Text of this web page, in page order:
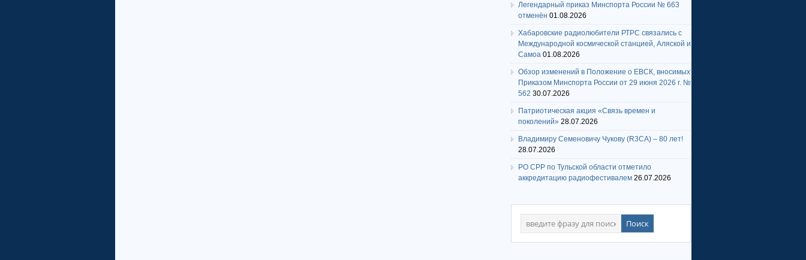
Легендарный приказ Минспорта России № 663
отменён 01.08.2026
Хабаровские радиолюбители РТРС связались с
Международной космической станцией, Аляской и
Самоа 01.08.2026
Обзор изменений в Положение о ЕВСК, вносимых
Приказом Минспорта России от 29 июня 2026 г. №
562 30.07.2026
Патриотическая акция «Связь времен и
поколений» 28.07.2026
Владимиру Семеновичу Чукову (R3CA) – 80 лет!
28.07.2026
РО СРР по Тульской области отметило
аккредитацию радиофестивалем 26.07.2026